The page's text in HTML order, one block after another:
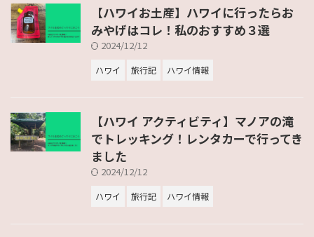
【ハワイお土産】ハワイに行ったらお
みやげはコレ！私のおすすめ３選
2024/12/12
ハワイ 旅行記 ハワイ情報
【ハワイ アクティビティ】マノアの滝
でトレッキング！レンタカーで行ってき
ました
2024/12/12
ハワイ 旅行記 ハワイ情報